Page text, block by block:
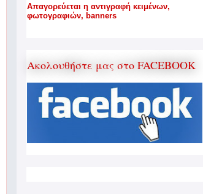
Aπαγορεύεται η αντιγραφή κειμένων,
φωτογραφιών, banners
Ακολουθήστε μας στο FACEBOOK